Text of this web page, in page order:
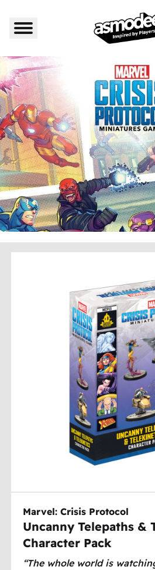
Marvel: Crisis Protocol
Uncanny Telepaths &
Character Pack
“The whole world is